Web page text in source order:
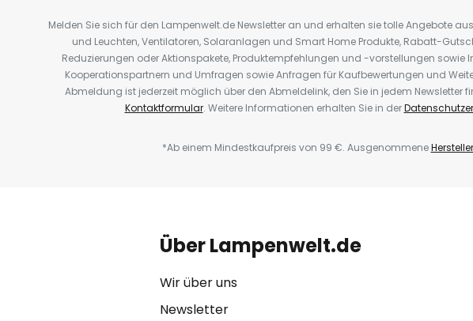
Melden Sie sich für den Lampenwelt.de Newsletter an und erhalten sie tolle Angebote
und Leuchten, Ventilatoren, Solaranlagen und Smart Home Produkte, Rabatt-
Reduzierungen oder Aktionspakete, Produktempfehlungen und -vorstellungen sowie
Kooperationspartnern und Umfragen sowie Anfragen für Kaufbewertungen und
Abmeldung ist jederzeit möglich über den Abmeldelink, den Sie in jedem Newsletter
Kontaktformular. Weitere Informationen erhalten Sie in der
*Ab einem Mindestkaufpreis von 99 €. AusgenommeneHersteller
Über Lampenwelt.de
Wir über uns
Newsletter